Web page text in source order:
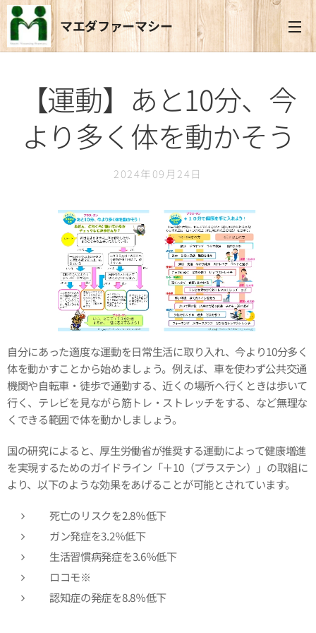
マエダファーマシー
【運動】あと10分、今
より多く体を動かそう
2024年09月24日
自分にあった適度な運動を日常生活に取り入れ、今より10分多く
体を動かすことから始めましょう。例えば、車を使わず公共交通
機関や自転車・徒歩で通勤する、近くの場所へ行くときは歩いて
行く、テレビを見ながら筋トレ・ストレッチをする、など無理な
くできる範囲で体を動かしましょう。
国の研究によると、厚生労働省が推奨する運動によって健康増進
を実現するためのガイドライン「＋10（プラステン）」の取組に
より、以下のような効果をあげることが可能とされています。
死亡のリスクを2.8％低下
ガン発症を3.2％低下
生活習慣病発症を3.6％低下
ロコモ※
認知症の発症を8.8％低下